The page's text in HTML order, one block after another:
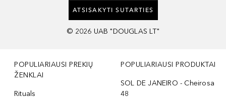
ATSISAKYTI SUTARTIES
© 2026 UAB "DOUGLAS LT"
POPULIARIAUSI PREKIŲ
ŽENKLAI
Rituals
POPULIARIAUSI PRODUKTAI
SOL DE JANEIRO - Cheirosa
48